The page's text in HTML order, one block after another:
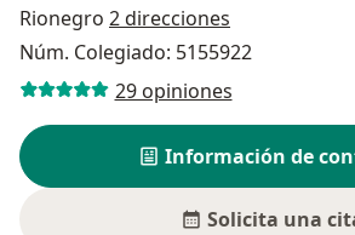
Rionegro 2 direcciones
Núm. Colegiado: 5155922
29 opiniones
Información de
Solicita una